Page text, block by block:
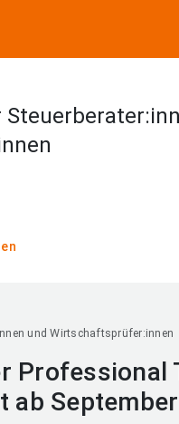
und Wirtschaftsprüfer:innen
Professional
ab